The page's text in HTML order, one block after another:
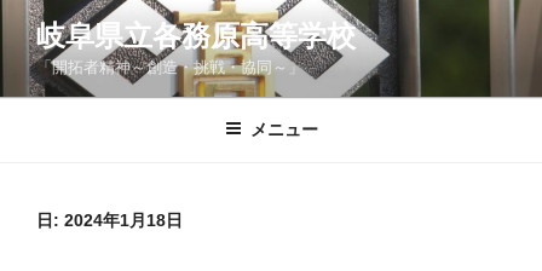
ン
岐阜県立各務原高等学校
「開拓者精神～創造・挑戦・協同～」
メニュー
日: 2024年1月18日